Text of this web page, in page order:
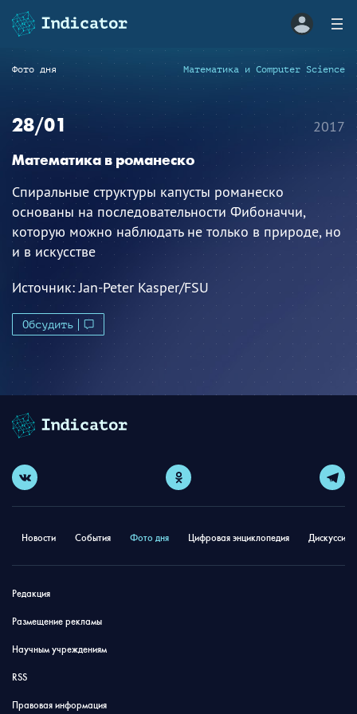
Фото дня Математика и Computer Science
28/01
Математика в романеско
Спиральные структуры капусты романеско
основаны на последовательности Фибоначчи,
которую можно наблюдать не только в природе, но
и в искусстве
Источник:Jan-Peter Kasper/FSU
Обсудить
2017
Новости События Фото дня Цифровая энциклопедия
Редакция
Размещение рекламы
Научным учреждениям
RSS
Правовая информация